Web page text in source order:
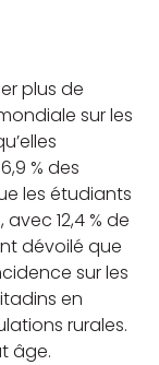
plus de
sur les
% des
les étudiants
12,4 % de
dévoilé que
sur les
en
rurales.
âge.